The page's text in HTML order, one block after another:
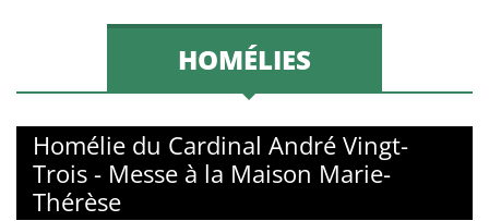
HOMÉLIES
Homélie du Cardinal André Vingt-
Trois - Messe à la Maison Marie-
Thérèse